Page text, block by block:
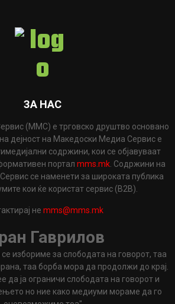
ЗА НАС
(ММС) е трговско друштво основано
дејност на Македоски Медиа Сервис е
содржини, кои се објавуваат
портал mms.mk . Содржини на
се наменети за широката публика
кои ќе користат сервис (B2B).
не mms@mms.mk
Гаврилов
избориме за слободата на говорот, таа
таа борба мора да продолжи до крај.
да ја ограничи слободата на говорот и
но ние како медиуми мораме да го